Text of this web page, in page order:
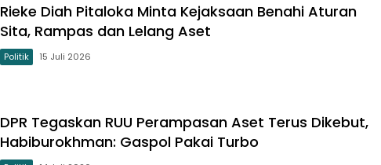
Rieke Diah Pitaloka Minta Kejaksaan Benahi Aturan
Sita, Rampas dan Lelang Aset
Politik 15 Juli 2026
DPR Tegaskan RUU Perampasan Aset Terus Dikebut,
Habiburokhman: Gaspol Pakai Turbo